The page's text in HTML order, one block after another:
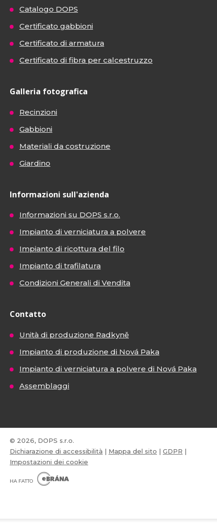
Catalogo DOPS
Certificato gabbioni
Certificato di armatura
Certificato di fibra per calcestruzzo
Galleria fotografica
Recinzioni
Gabbioni
Materiali da costruzione
Giardino
Informazioni sull'azienda
Informazioni su DOPS s.r.o.
Impianto di verniciatura a polvere
Impianto di ricottura del filo
Impianto di trafilatura
Condizioni Generali di Vendita
Contatto
Unità di produzione Radkyně
Impianto di produzione di Nová Paka
Impianto di verniciatura a polvere di Nová Paka
Assemblaggi
© 2026, DOPS s.r.o.
Dichiarazione di accessibilità | Mappa del sito | GDPR |
Impostazioni dei cookie
HA FATTO
B